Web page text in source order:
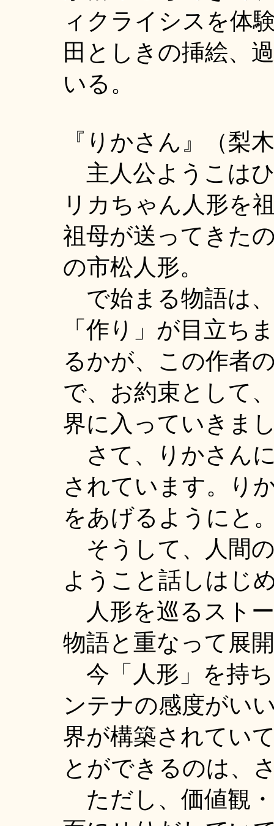
ィクライシスを体
田としきの挿絵、
いる。
『りかさん』（
主人公ようこは
リカちゃん人形を
祖母が送ってきた
の市松人形。
で始まる物語は
「作り」が目立ち
るかが、この作者
で、お約束として
界に入っていきま
さて、りかさん
されています。り
をあげるようにと
そうして、人間
ようこと話しはじ
人形を巡るスト
物語と重なって展
今「人形」を持
ンテナの感度がい
界が構築されてい
とができるのは、
ただし、価値観